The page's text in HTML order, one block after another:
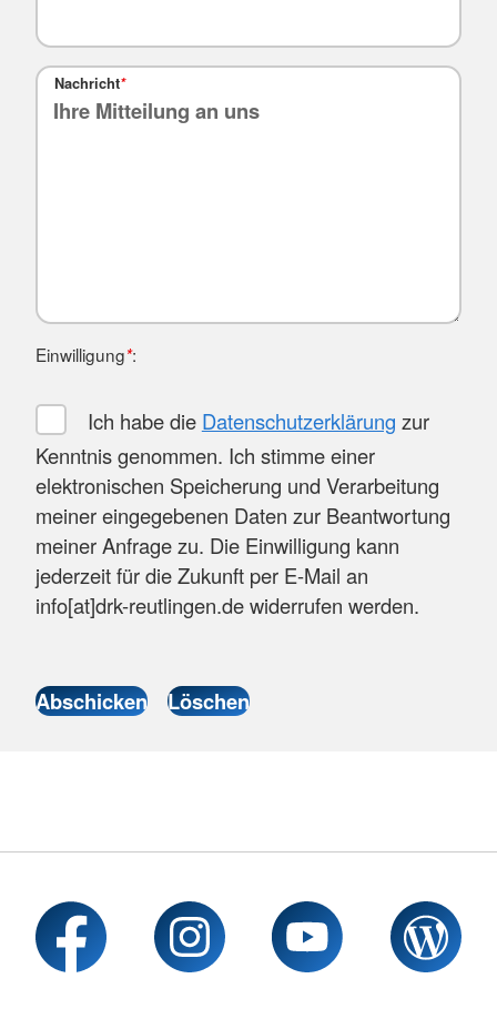
Nachricht*
Einwilligung*:
Ich habe die Datenschutzerklärung zur
Kenntnis genommen. Ich stimme einer
elektronischen Speicherung und Verarbeitung
meiner eingegebenen Daten zur Beantwortung
meiner Anfrage zu. Die Einwilligung kann
jederzeit für die Zukunft per E-Mail an
info[at]drk-reutlingen.de widerrufen werden.